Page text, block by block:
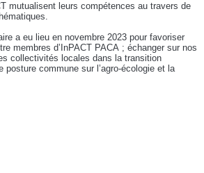
mutualisent leurs compétences au travers de
a eu lieu en novembre 2023 pour favoriser
membres d’InPACT PACA ; échanger sur nos
collectivités locales dans la transition
posture commune sur l’agro-écologie et la